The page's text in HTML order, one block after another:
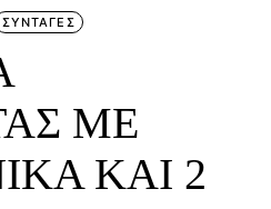
ΣΥΝΤΑΓΕΣ
ΜΕ
ΚΑΙ 2